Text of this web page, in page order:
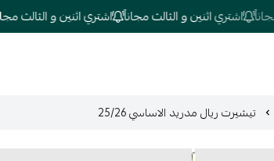
اشتري اثنين و الثالث مجاناً اشتري اثنين و الثالث مجاناً
تيشيرت ريال مدريد الاساسي 25/26